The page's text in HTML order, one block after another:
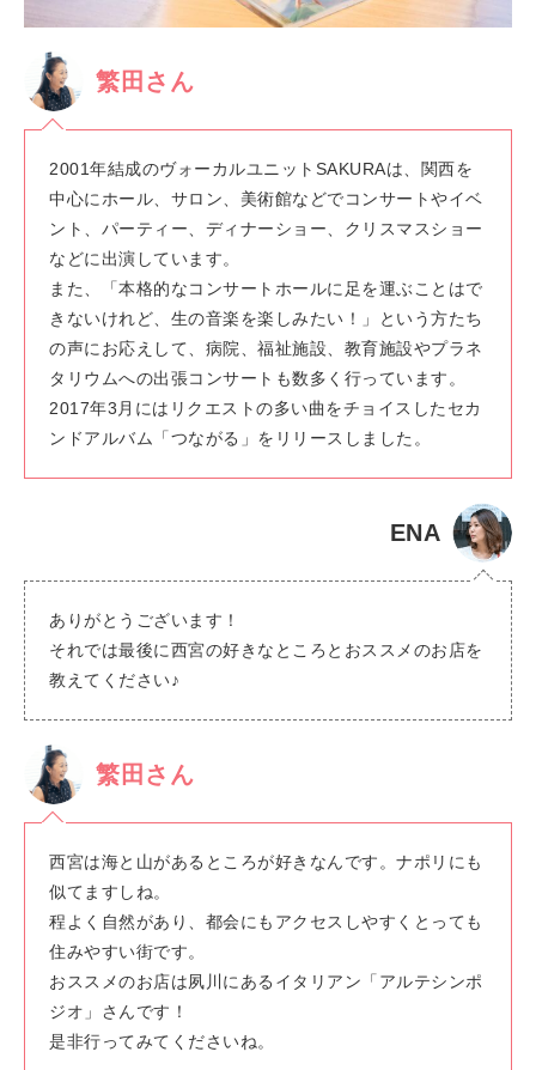
繁田さん
2001年結成のヴォーカルユニットSAKURAは、関西を
中心にホール、サロン、美術館などでコンサートやイベ
ント、パーティー、ディナーショー、クリスマスショー
などに出演しています。
また、「本格的なコンサートホールに足を運ぶことはで
きないけれど、生の音楽を楽しみたい！」という方たち
の声にお応えして、病院、福祉施設、教育施設やプラネ
タリウムへの出張コンサートも数多く行っています。
2017年3月にはリクエストの多い曲をチョイスしたセカ
ンドアルバム「つながる」をリリースしました。
ENA
ありがとうございます！
それでは最後に西宮の好きなところとおススメのお店を
教えてください♪
繁田さん
西宮は海と山があるところが好きなんです。ナポリにも
似てますしね。
程よく自然があり、都会にもアクセスしやすくとっても
住みやすい街です。
おススメのお店は夙川にあるイタリアン「アルテシンポ
ジオ」さんです！
是非行ってみてくださいね。